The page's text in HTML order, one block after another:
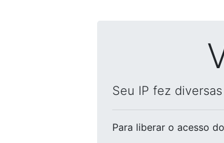
Seu IP fez
Para liberar o acesso